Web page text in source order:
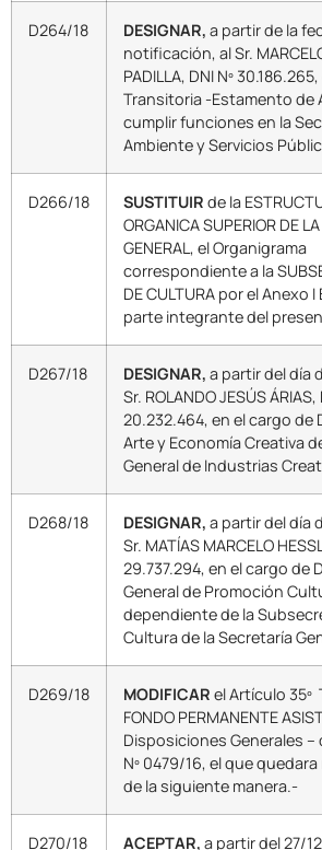
D264/18 DESIGNAR, a partir de la
notificación, al Sr.
PADILLA, DNI Nº
Transitoria -Estamento de
cumplir funciones en la
Ambiente y Servicios
D266/18 SUSTITUIR de la
ORGANICA SUPERIOR DE
GENERAL, el Organigrama
correspondiente a la
DE CULTURA por el Anexo
parte integrante del
D267/18 DESIGNAR, a partir del día
Sr. ROLANDO JESÚS ÁRIAS,
20.232.464, en el cargo de
Arte y Economía Creativa
General de Industrias
D268/18 DESIGNAR, a partir del día
Sr. MATÍAS MARCELO
29.737.294, en el cargo de
General de Promoción
dependiente de la
Cultura de la Secretaría
D269/18 MODIFICAR el Artículo 35º
FONDO PERMANENTE
Disposiciones Generales –
Nº 0479/16, el que
de la siguiente manera.-
D270/18 ACEPTAR, a partir del 27/